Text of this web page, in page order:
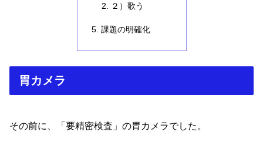
２）歌う
課題の明確化
胃カメラ
その前に、「要精密検査」の胃カメラでした。